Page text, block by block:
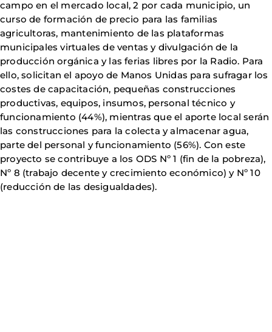
campo en el mercado local, 2 por cada municipio, un
curso de formación de precio para las familias
agricultoras, mantenimiento de las plataformas
municipales virtuales de ventas y divulgación de la
producción orgánica y las ferias libres por la Radio. Para
ello, solicitan el apoyo de Manos Unidas para sufragar los
costes de capacitación, pequeñas construcciones
productivas, equipos, insumos, personal técnico y
funcionamiento (44%), mientras que el aporte local serán
las construcciones para la colecta y almacenar agua,
parte del personal y funcionamiento (56%). Con este
proyecto se contribuye a los ODS Nº 1 (fin de la pobreza),
Nº 8 (trabajo decente y crecimiento económico) y Nº 10
(reducción de las desigualdades).